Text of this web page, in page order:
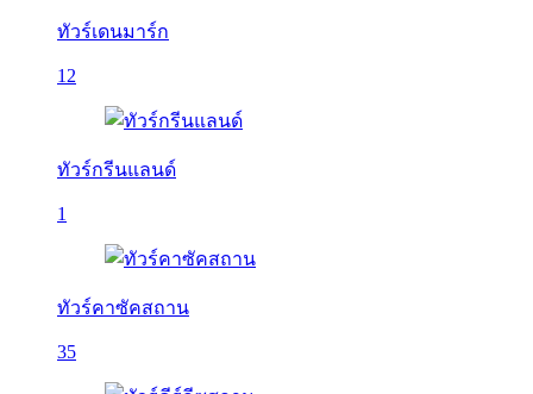
ทัวร์เดนมาร์ก
12
ทัวร์กรีนแลนด์
1
ทัวร์คาซัคสถาน
35